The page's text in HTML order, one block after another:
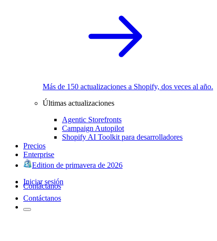
Más de 150 actualizaciones a Shopify, dos veces al año.
Últimas actualizaciones
Agentic Storefronts
Campaign Autopilot
Shopify AI Toolkit para desarrolladores
Precios
Enterprise
Edition de primavera de 2026
Iniciar sesión
Contáctanos
Contáctanos